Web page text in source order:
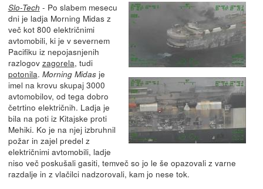
Slo-Tech - Po slabem mesecu
dni je ladja Morning Midas z
več kot 800 električnimi
avtomobili, ki je v severnem
Pacifiku iz nepojasnjenih
razlogov zagorela, tudi
potonila. Morning Midasje
imel na krovu skupaj 3000
avtomobilov, od tega dobro
četrtino električnih. Ladja je
bila na poti iz Kitajske proti
Mehiki. Ko je na njej izbruhnil
požar in zajel predel z
električnimi avtomobili, ladje
niso več poskušali gasiti, temveč so jo le še opazovali z varne
razdalje in z vlačilci nadzorovali, kam jo nese tok.